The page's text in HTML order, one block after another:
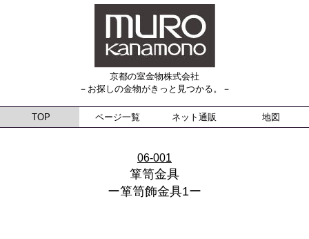
京都の室金物株式会社
－お探しの金物がきっと見つかる。－
TOP ページ一覧 ネット通販 地図
06-001
箪笥金具
ー箪笥飾金具1ー